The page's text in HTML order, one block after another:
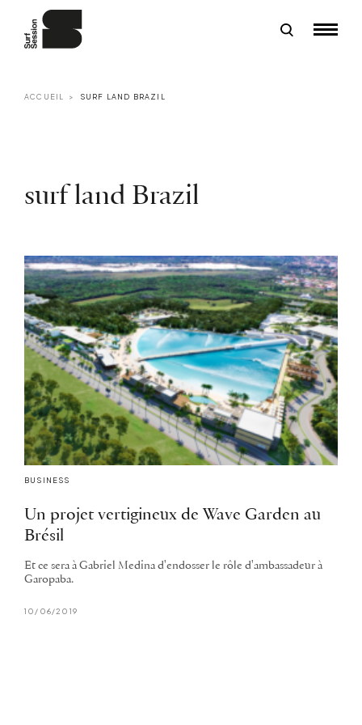
ACCUEIL SURF LAND BRAZIL
surf land Brazil
BUSINESS
Un projet vertigineux de Wave Garden au
Brésil
Et ce sera à Gabriel Medina d'endosser le rôle d'ambassadeur à
Garopaba.
10/06/2019